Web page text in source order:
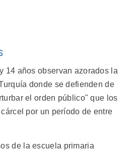
14 años observan azorados la
donde se defienden de
el orden público" que los
por un período de entre
de la escuela primaria